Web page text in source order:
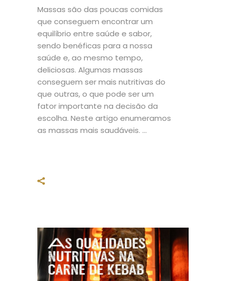
Massas são das poucas comidas
que conseguem encontrar um
equilíbrio entre saúde e sabor,
sendo benéficas para a nossa
saúde e, ao mesmo tempo,
deliciosas. Algumas massas
conseguem ser mais nutritivas do
que outras, o que pode ser um
fator importante na decisão da
escolha. Neste artigo enumeramos
as massas mais saudáveis.